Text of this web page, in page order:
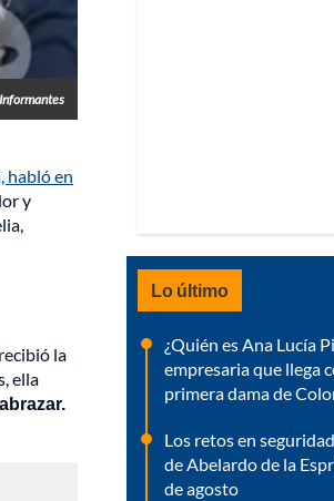
habló en
y
la
ella
Lo último
¿Quién es Ana Lucía
empresaria que llega
primera dama de
Los retos en
de Abelardo de la
de agosto